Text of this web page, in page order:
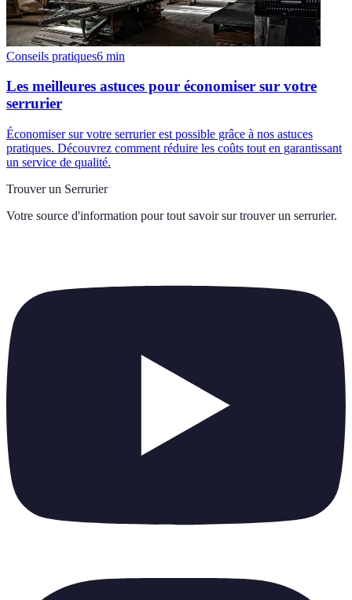
Conseils pratiques6 min
Les meilleures astuces pour économiser sur votre
serrurier
Économiser sur votre serrurier est possible grâce à nos astuces
pratiques. Découvrez comment réduire les coûts tout en garantissant
un service de qualité.
Trouver un Serrurier
Votre source d'information pour tout savoir sur trouver un serrurier.